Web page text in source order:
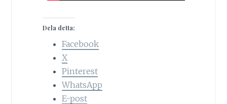
Dela detta:
Facebook
X
Pinterest
WhatsApp
E-post